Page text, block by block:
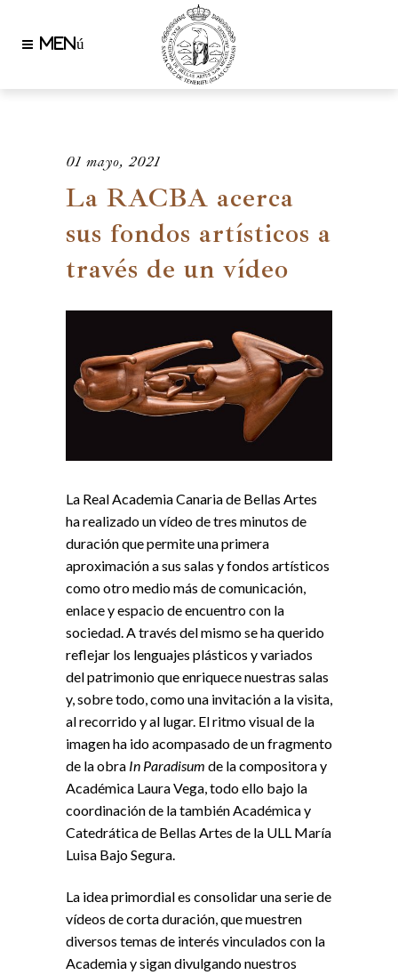
01 mayo, 2021
La RACBA acerca
sus fondos artísticos a
través de un vídeo
La Real Academia Canaria de Bellas Artes
ha realizado un vídeo de tres minutos de
duración que permite una primera
aproximación a sus salas y fondos artísticos
como otro medio más de comunicación,
enlace y espacio de encuentro con la
sociedad. A través del mismo se ha querido
reflejar los lenguajes plásticos y variados
del patrimonio que enriquece nuestras salas
y, sobre todo, como una invitación a la visita,
al recorrido y al lugar. El ritmo visual de la
imagen ha ido acompasado de un fragmento
de la obra In Paradisum de la compositora y
Académica Laura Vega, todo ello bajo la
coordinación de la también Académica y
Catedrática de Bellas Artes de la ULL María
Luisa Bajo Segura.
La idea primordial es consolidar una serie de
vídeos de corta duración, que muestren
diversos temas de interés vinculados con la
Academia y sigan divulgando nuestros